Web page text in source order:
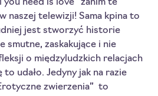
you need is love” zanim te
naszej telewizji! Sama kpina to
jest stworzyć historie
smutne, zaskakujące i nie
o międzyludzkich relacjach
udało. Jedyny jak na razie
zwierzenia” ­ to